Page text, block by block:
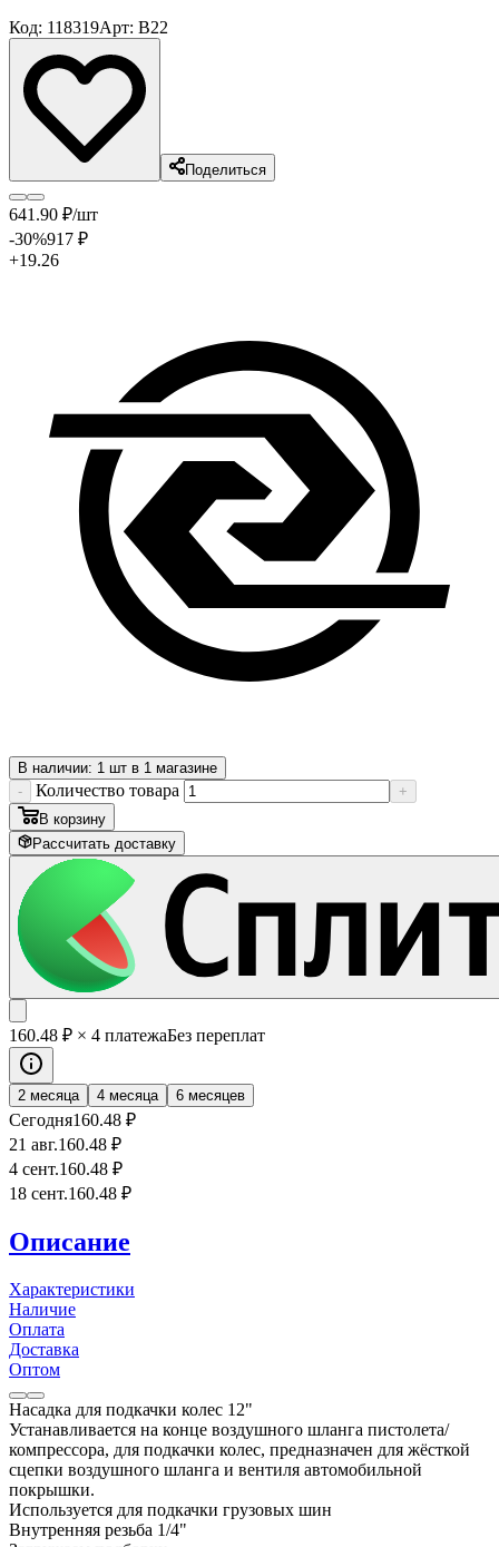
Код: 118319Арт: B22
Поделиться
641 .90 ₽/шт
-30%917 ₽
+19.26
В наличии: 1 шт в 1 магазине
-
Количество товара
+
В корзину
Рассчитать доставку
160.48 ₽ × 4 платежаБез переплат
2 месяца 4 месяца 6 месяцев
Сегодня160.48 ₽
21 авг.160.48 ₽
4 сент.160.48 ₽
18 сент.160.48 ₽
Описание
Характеристики
Наличие
Оплата
Доставка
Оптом
Насадка для подкачки колес 12"
Устанавливается на конце воздушного шланга пистолета/
компрессора, для подкачки колес, предназначен для жёсткой
сцепки воздушного шланга и вентиля автомобильной
покрышки.
Используется для подкачки грузовых шин
Внутренняя резьба 1/4"